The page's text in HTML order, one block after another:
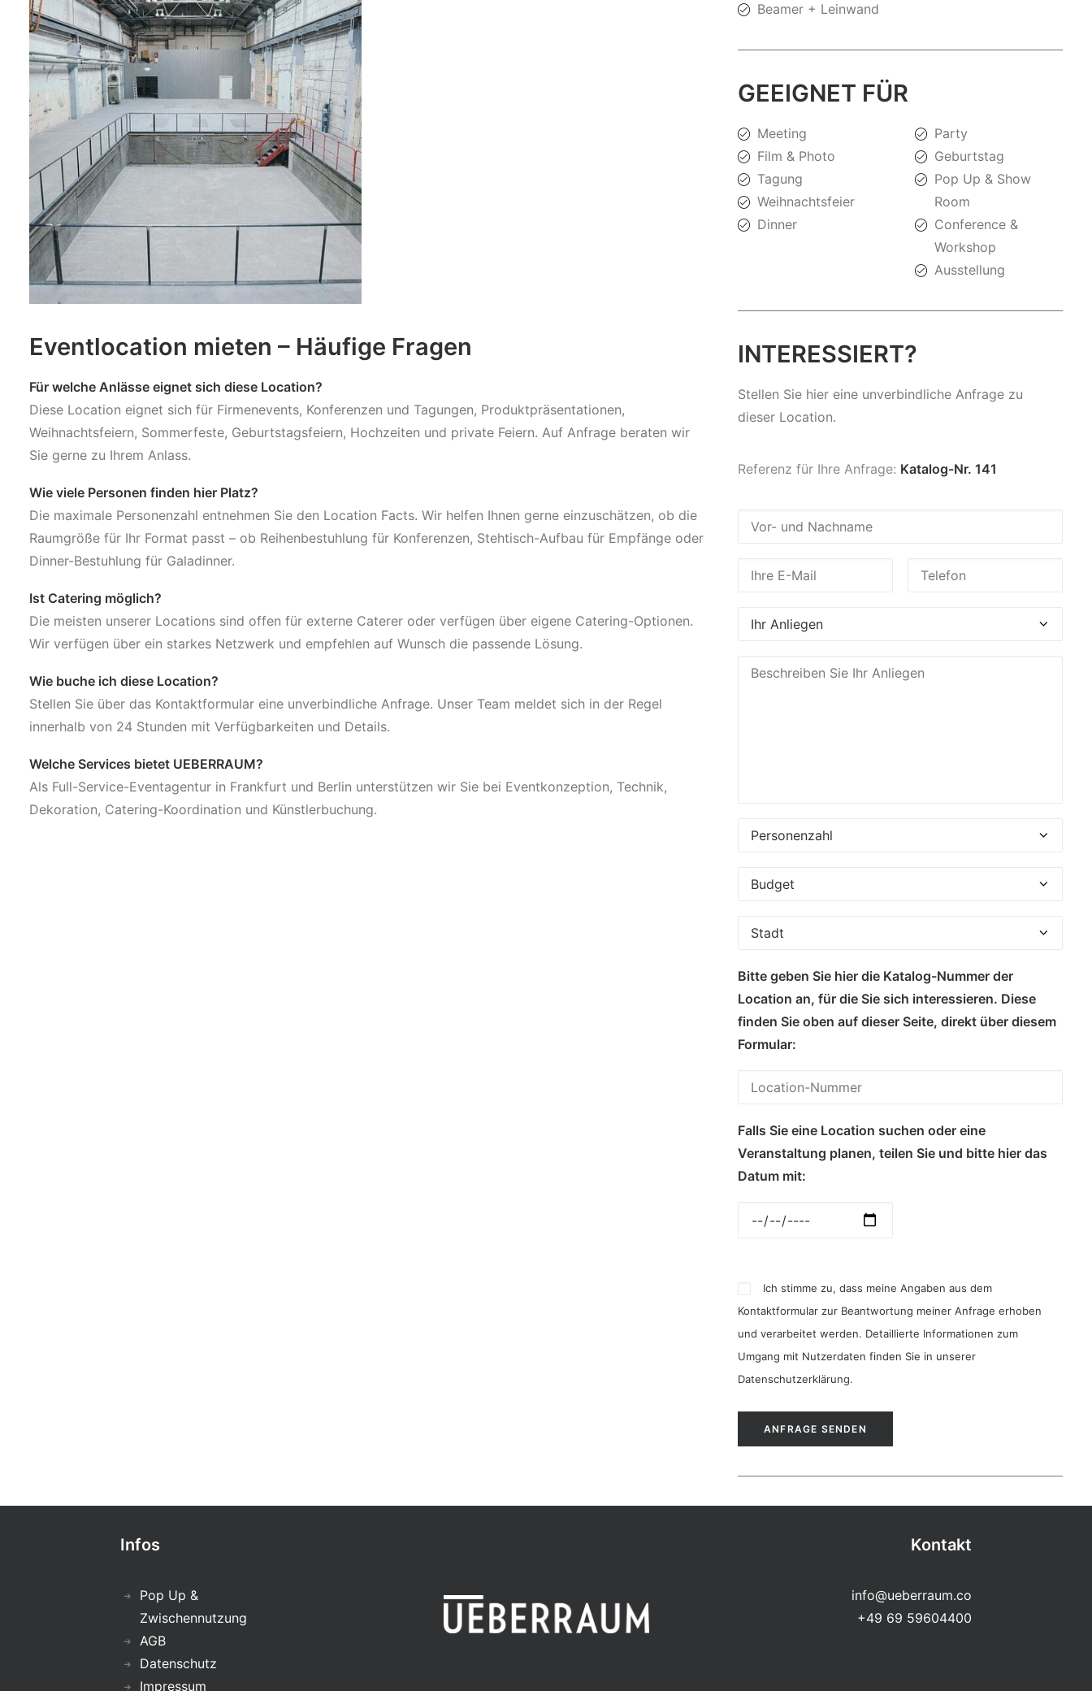
Eventlocation mieten – Häufige Fragen
Für welche Anlässe eignet sich diese Location?
Diese Location eignet sich für Firmenevents, Konferenzen und Tagungen, Produktpräsentationen,
Weihnachtsfeiern, Sommerfeste, Geburtstagsfeiern, Hochzeiten und private Feiern. Auf Anfrage beraten wir
Sie gerne zu Ihrem Anlass.
Wie viele Personen finden hier Platz?
Die maximale Personenzahl entnehmen Sie den Location Facts. Wir helfen Ihnen gerne einzuschätzen, ob die
Raumgröße für Ihr Format passt – ob Reihenbestuhlung für Konferenzen, Stehtisch-Aufbau für Empfänge oder
Dinner-Bestuhlung für Galadinner.
Ist Catering möglich?
Die meisten unserer Locations sind offen für externe Caterer oder verfügen über eigene Catering-Optionen.
Wir verfügen über ein starkes Netzwerk und empfehlen auf Wunsch die passende Lösung.
Wie buche ich diese Location?
Stellen Sie über das Kontaktformular eine unverbindliche Anfrage. Unser Team meldet sich in der Regel
innerhalb von 24 Stunden mit Verfügbarkeiten und Details.
Welche Services bietet UEBERRAUM?
Als Full-Service-Eventagentur in Frankfurt und Berlin unterstützen wir Sie bei Eventkonzeption, Technik,
Dekoration, Catering-Koordination und Künstlerbuchung.
Beamer + Leinwand
GEEIGNET FÜR
Meeting
Film & Photo
Tagung
Weihnachtsfeier
Dinner
Party
Geburtstag
Pop Up & Show
Room
Conference &
Workshop
Ausstellung
INTERESSIERT?
Stellen Sie hier eine unverbindliche Anfrage zu
dieser Location.
Referenz für Ihre Anfrage: Katalog-Nr. 141
Bitte geben Sie hier die Katalog-Nummer der
Location an, für die Sie sich interessieren. Diese
finden Sie oben auf dieser Seite, direkt über diesem
Formular:
Falls Sie eine Location suchen oder eine
Veranstaltung planen, teilen Sie und bitte hier das
Datum mit:
Ich stimme zu, dass meine Angaben aus dem
Kontaktformular zur Beantwortung meiner Anfrage erhoben
und verarbeitet werden. Detaillierte Informationen zum
Umgang mit Nutzerdaten finden Sie in unserer
Datenschutzerklärung.
Infos
Pop Up &
Zwischennutzung
AGB
Datenschutz
Impressum
Kontakt
info@ueberraum.co
+49 69 59604400